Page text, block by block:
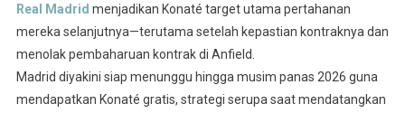
Real Madrid menjadikan Konaté target utama pertahanan
mereka selanjutnya—terutama setelah kepastian kontraknya dan
menolak pembaharuan kontrak di Anfield.
Madrid diyakini siap menunggu hingga musim panas 2026 guna
mendapatkan Konaté gratis, strategi serupa saat mendatangkan